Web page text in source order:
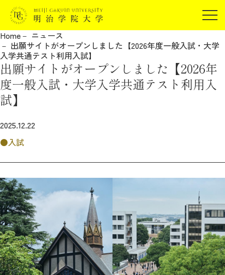
在学生の方
保証人の方
企業・研究者の方
JP EN
受験生の方
報道関係の方
明治学院大学について
教育
研究
Home
ニュース
出願サイトがオープンしました【2026年度一般入試・大学
入学共通テスト利用入試】
出願サイトがオープンしました【2026年
度一般入試・大学入学共通テスト利用入
試】
2025.12.22
入試